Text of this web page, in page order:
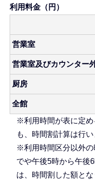
利用料金（円）
営業室
営業室及びカウンター
厨房
全館
※利用時間が表に定
も、時間割計算は行い
※利用時間区分以外の
でや午後5時から午後
は、時間割した額とな